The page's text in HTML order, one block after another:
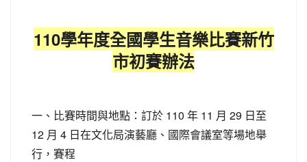
110學年度全國學生音樂比賽新竹
市初賽辦法
一、比賽時間與地點：訂於 110 年 11 月 29 日至
12 月 4 日在文化局演藝廳、國際會議室等場地舉
行，賽程